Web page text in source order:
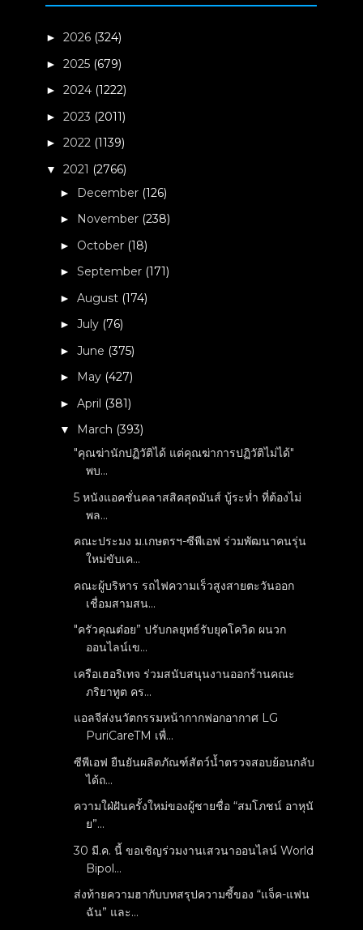
►2026 (324)
►2025 (679)
►2024 (1222)
►2023 (2011)
►2022 (1139)
▼2021 (2766)
► December (126)
► November (238)
► October (18)
►September (171)
►August (174)
►July (76)
►June (375)
► May (427)
►April (381)
▼ March (393)
"คุณฆ่านักปฏิวัติได้ แต่คุณฆ่าการปฏิวัติไม่ได้"
พบ...
5 หนังแอคชั่นคลาสสิคสุดมันส์ บู้ระห่ำ ที่ต้องไม่
พล...
คณะประมง ม.เกษตรฯ-ซีพีเอฟ ร่วมพัฒนาคนรุ่น
ใหม่ขับเค...
คณะผู้บริหาร รถไฟความเร็วสูงสายตะวันออก
เชื่อมสามสน...
"ครัวคุณต๋อย” ปรับกลยุทธ์รับยุคโควิด ผนวก
ออนไลน์เข...
เครือเฮอริเทจ ร่วมสนับสนุนงานออกร้านคณะ
ภริยาทูต คร...
แอลจีส่งนวัตกรรมหน้ากากฟอกอากาศ LG
PuriCareTM เพื่...
ซีพีเอฟ ยืนยันผลิตภัณฑ์สัตว์น้ำตรวจสอบย้อนกลับ
ได้ถ...
ความใฝ่ฝันครั้งใหม่ของผู้ชายชื่อ “สมโภชน์ อาหุนั
ย”...
30 มี.ค. นี้ ขอเชิญร่วมงานเสวนาออนไลน์ World
Bipol...
ส่งท้ายความฮากับบทสรุปความซี้ของ “แจ็ค-แฟน
ฉัน” และ...